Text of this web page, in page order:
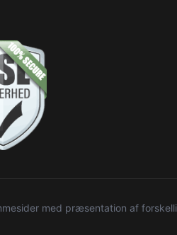
med præsentation af